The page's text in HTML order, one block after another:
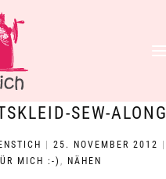
SEW-
25. NOVEMBER 2012
MICH :-) , NÄHEN